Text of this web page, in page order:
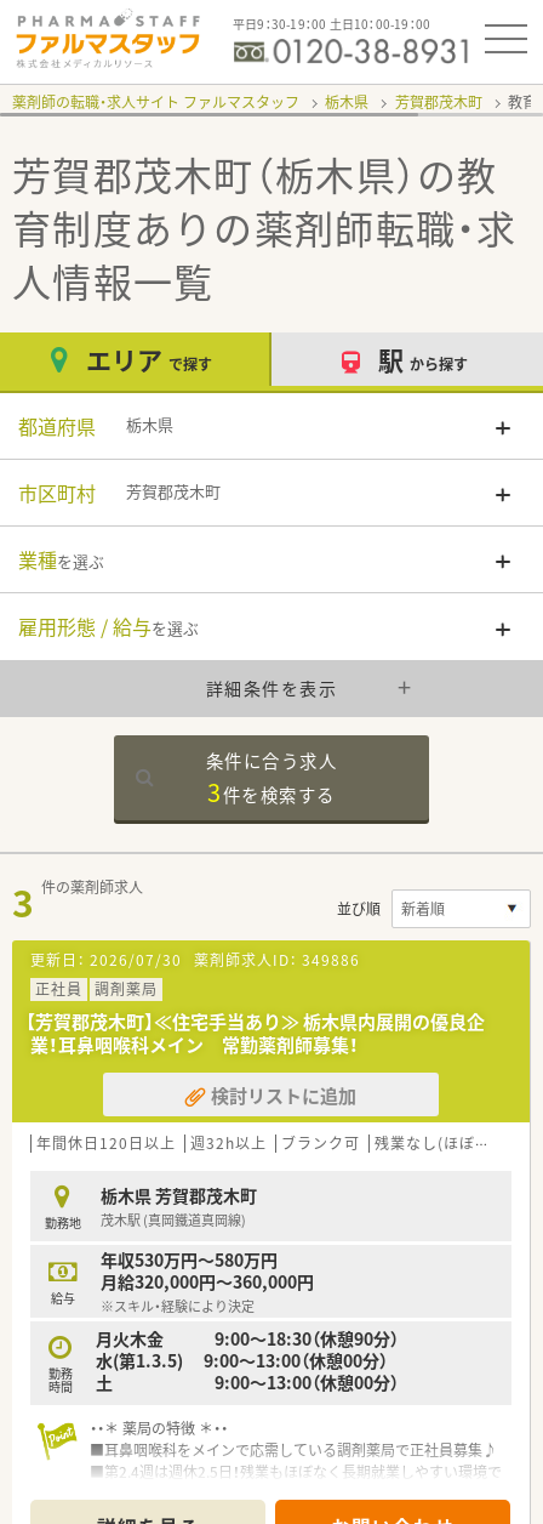
平日9：30-19：00 土日10：00-19：00
薬剤師の転職・求人サイト ファルマスタッフ 栃木県 芳賀郡茂木町 教育
芳賀郡茂木町（栃木県）の教
育制度あり の薬剤師転職・求
人情報一覧
エリア で探す 駅 から探す
都道府県 栃木県
市区町村 芳賀郡茂木町
業種を選ぶ
雇用形態 / 給与を選ぶ
詳細条件を表示
条件に合う求人
3件を検索する
3 件の薬剤師求人
並び順
更新日： 2026/07/30 薬剤師求人ID： 349886
正社員
調剤薬局
【芳賀郡茂木町】≪住宅手当あり≫ 栃木県内展開の優良企
業！耳鼻咽喉科メイン 常勤薬剤師募集！
検討リストに追加
年間休日120日以上 週32h以上 ブランク可 残業なし(ほぼなし含む)
勤務地
栃木県 芳賀郡茂木町
茂木駅 (真岡鐵道真岡線)
給与
年収530万円～580万円
月給320,000円～360,000円
※スキル・経験により決定
勤務
時間
月火木金 9:00～18:30（休憩90分）
水(第1.3.5) 9:00～13:00（休憩00分）
土 9:00～13:00（休憩00分）
・・＊ 薬局の特徴 ＊・・
■耳鼻咽喉科をメインで応需している調剤薬局で正社員募集♪
■第2.4週は週休2.5日！残業もほぼなく長期就業しやすい環境で
■借り上げ社宅制度・住宅手当あり！栃木県内を中心に展開して